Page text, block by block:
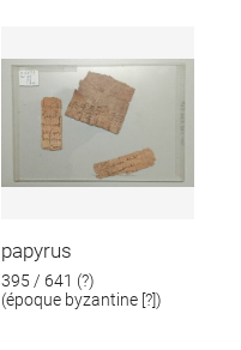
papyrus
395 / 641 (?)
(époque byzantine [?])